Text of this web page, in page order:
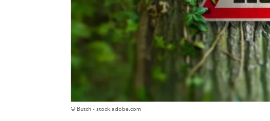
© Butch - stock.adobe.com